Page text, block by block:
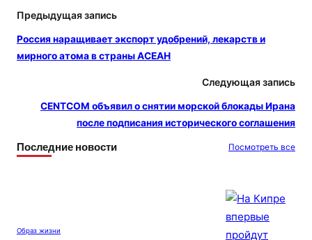
a
m
kl
a
s
ni
ki
в
и
ь
Предыдущая запись
Россия наращивает экспорт удобрений, лекарств и
мирного атома в страны АСЕАН
Следующая запись
CENTCOM объявил о снятии морской блокады Ирана
после подписания исторического соглашения
Последние новости Посмотреть все
Образ жизни